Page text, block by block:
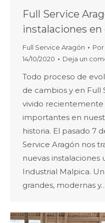
Full Service
instalaciones
Full Service Aragón Por
14/10/2020
Deja un
Todo proceso de
de cambios y en Full
vivido recientemente
importantes en
historia. El pasado 7
Service Aragón nos
nuevas instalaciones
Industrial Malpica.
grandes, modernas